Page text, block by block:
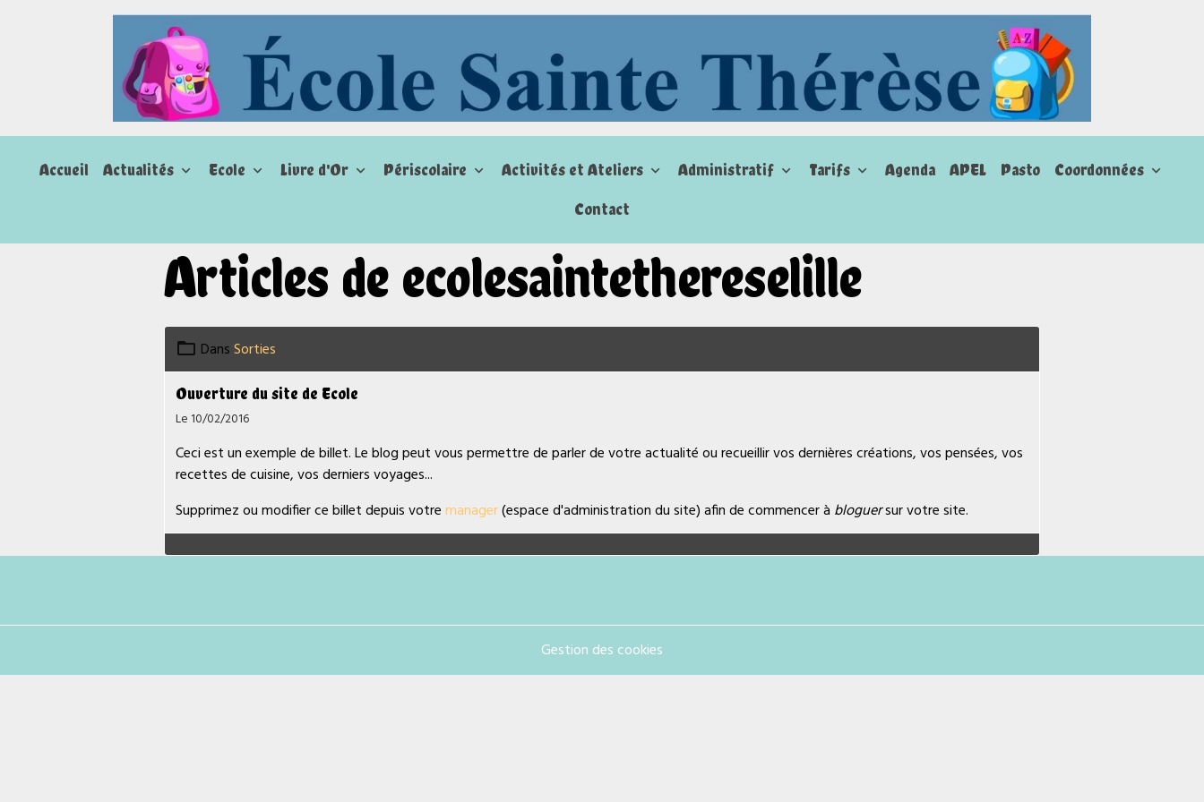
Accueil Actualités Ecole Livre d'Or Périscolaire Activités et Ateliers Administratif Tarifs Agenda APEL Pasto
Coordonnées
Contact
Articles de ecolesaintethereselille
DansSorties
Ouverture du site de Ecole
Le 10/02/2016
Ceci est un exemple de billet. Le blog peut vous permettre de parler de votre actualité ou recueillir vos dernières créations, vos pensées, vos
recettes de cuisine, vos derniers voyages...
Supprimez ou modifier ce billet depuis votremanager(espace d'administration du site) afin de commencer à bloguersur votre site.
Gestion des cookies